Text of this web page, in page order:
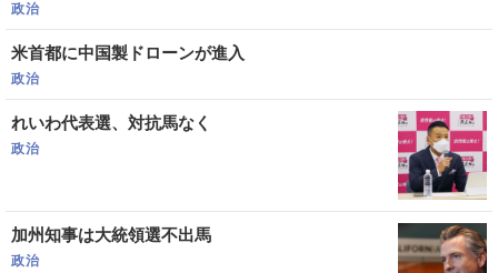
政治
米首都に中国製ドローンが進入
政治
れいわ代表選、対抗馬なく
政治
加州知事は大統領選不出馬
政治